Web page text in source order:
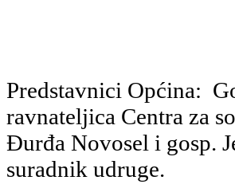
Predstavnici Općina:
ravnateljica Centra za
Đurđa Novosel i gosp.
suradnik udruge.